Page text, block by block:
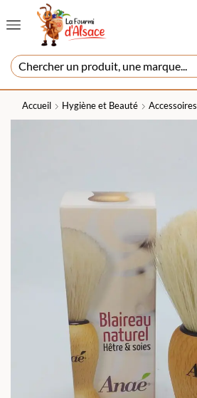
Accueil Hygiène et Beauté Accessoires